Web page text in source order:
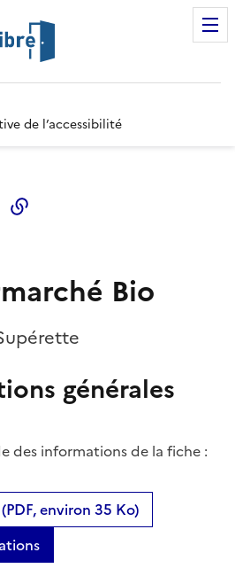
de l’accessibilité
Twitter)
Bio
générales
des informations de la fiche :
environ 35 Ko)